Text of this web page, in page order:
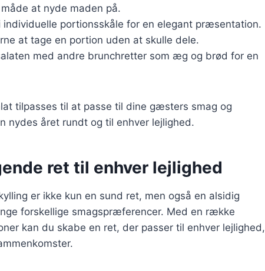
at nyde maden på.
individuelle portionsskåle for en elegant præsentation.
at tage en portion uden at skulle dele.
med andre brunchretter som æg og brød for en
tilpasses til at passe til dine gæsters smag og
nydes året rundt og til enhver lejlighed.
ret til enhver lejlighed
er ikke kun en sund ret, men også en alsidig
forskellige smagspræferencer. Med en række
kan du skabe en ret, der passer til enhver lejlighed,